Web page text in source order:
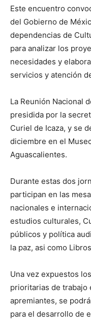
Este encuentro
del Gobierno de
dependencias de
para analizar los
necesidades y
servicios y atención
La Reunión Nacional
presidida por la
Curiel de Icaza, y se
diciembre en el
Aguascalientes.
Durante estas dos
participan en las
nacionales e
estudios culturales,
públicos y política
la paz, asi como
Una vez expuestos
prioritarias de trabajo
apremiantes, se
para el desarrollo de